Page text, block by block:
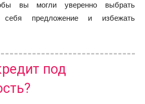
вы могли уверенно выбрать
предложение и избежать
под